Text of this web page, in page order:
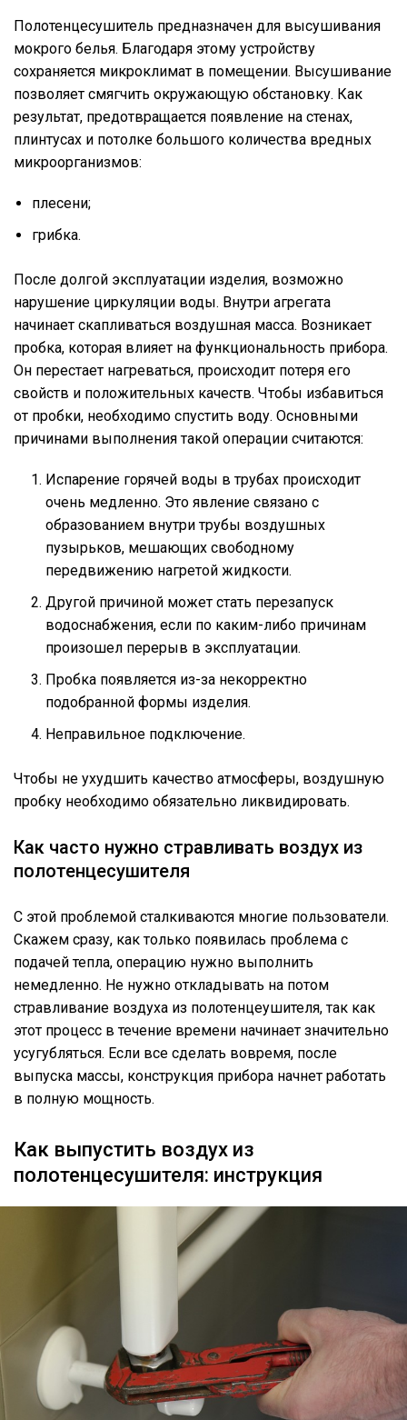
Полотенцесушитель предназначен для высушивания
мокрого белья. Благодаря этому устройству
сохраняется микроклимат в помещении. Высушивание
позволяет смягчить окружающую обстановку. Как
результат, предотвращается появление на стенах,
плинтусах и потолке большого количества вредных
микроорганизмов:
плесени;
грибка.
После долгой эксплуатации изделия, возможно
нарушение циркуляции воды. Внутри агрегата
начинает скапливаться воздушная масса. Возникает
пробка, которая влияет на функциональность прибора.
Он перестает нагреваться, происходит потеря его
свойств и положительных качеств. Чтобы избавиться
от пробки, необходимо спустить воду. Основными
причинами выполнения такой операции считаются:
Испарение горячей воды в трубах происходит
очень медленно. Это явление связано с
образованием внутри трубы воздушных
пузырьков, мешающих свободному
передвижению нагретой жидкости.
Другой причиной может стать перезапуск
водоснабжения, если по каким-либо причинам
произошел перерыв в эксплуатации.
Пробка появляется из-за некорректно
подобранной формы изделия.
Неправильное подключение.
Чтобы не ухудшить качество атмосферы, воздушную
пробку необходимо обязательно ликвидировать.
Как часто нужно стравливать воздух из
полотенцесушителя
С этой проблемой сталкиваются многие пользователи.
Скажем сразу, как только появилась проблема с
подачей тепла, операцию нужно выполнить
немедленно. Не нужно откладывать на потом
стравливание воздуха из полотенцеушителя, так как
этот процесс в течение времени начинает значительно
усугубляться. Если все сделать вовремя, после
выпуска массы, конструкция прибора начнет работать
в полную мощность.
Как выпустить воздух из
полотенцесушителя: инструкция